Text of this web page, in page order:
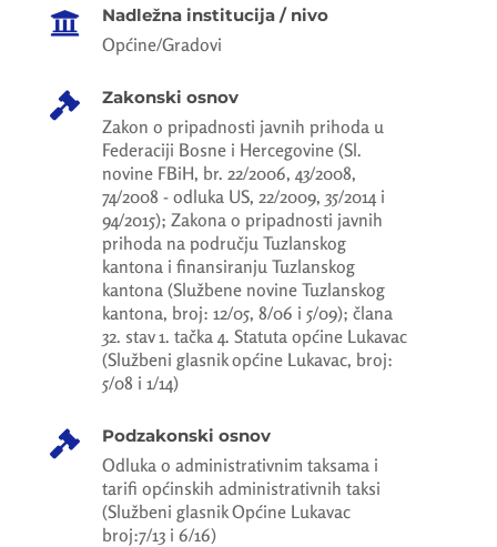
 Nadležna institucija / nivo
Općine/Gradovi
 Zakonski osnov
Zakon o pripadnosti javnih prihoda u
Federaciji Bosne i Hercegovine (Sl.
novine FBiH, br. 22/2006, 43/2008,
74/2008 - odluka US, 22/2009, 35/2014 i
94/2015); Zakona o pripadnosti javnih
prihoda na području Tuzlanskog
kantona i finansiranju Tuzlanskog
kantona (Službene novine Tuzlanskog
kantona, broj: 12/05, 8/06 i 5/09); člana
32. stav 1. tačka 4. Statuta općine Lukavac
(Službeni glasnik općine Lukavac, broj:
5/08 i 1/14)
 Podzakonski osnov
Odluka o administrativnim taksama i
tarifi općinskih administrativnih taksi
(Službeni glasnik Općine Lukavac
broj:7/13 i 6/16)